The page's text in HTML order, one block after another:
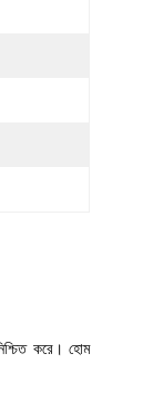
করে। হোম